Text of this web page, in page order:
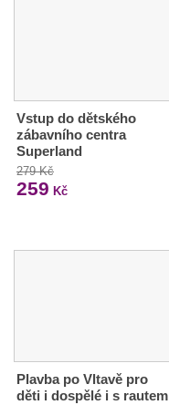
Vstup do dětského
zábavního centra
Superland
279 Kč
259 Kč
Plavba po Vltavě pro
děti i dospělé i s rautem